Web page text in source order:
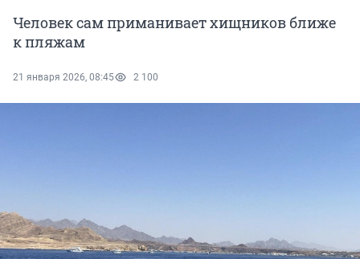
Человек сам приманивает хищников ближе
к пляжам
21 января 2026, 08:45 2 100